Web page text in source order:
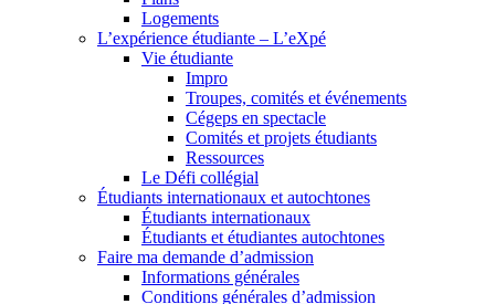
Logements
L’expérience étudiante – L’eXpé
Vie étudiante
Impro
Troupes, comités et événements
Cégeps en spectacle
Comités et projets étudiants
Ressources
Le Défi collégial
Étudiants internationaux et autochtones
Étudiants internationaux
Étudiants et étudiantes autochtones
Faire ma demande d’admission
Informations générales
Conditions générales d’admission